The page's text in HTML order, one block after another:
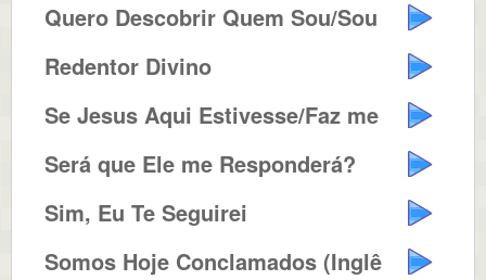
Quero Descobrir Quem Sou/Sou um ...
Redentor Divino
Se Jesus Aqui Estivesse/Faz me A...
Será que Ele me Responderá?
Sim, Eu Te Seguirei
Somos Hoje Conclamados (Inglês)